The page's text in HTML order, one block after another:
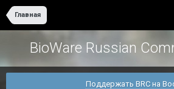
Главная
BioWare Russian
Поддержать BRC на